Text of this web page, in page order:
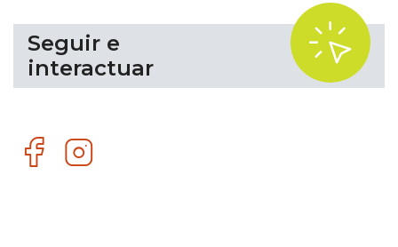
Seguir e
interactuar
.